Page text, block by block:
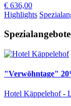
€ 636,00
Highlights
Spezialangebote
"Verwöhntage"
Hotel Käppelehof -